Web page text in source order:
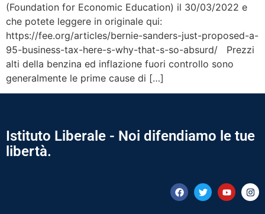
(Foundation for Economic Education) il 30/03/2022 e
che potete leggere in originale qui:
https://fee.org/articles/bernie-sanders-just-proposed-a-
95-business-tax-here-s-why-that-s-so-absurd/ Prezzi
alti della benzina ed inflazione fuori controllo sono
generalmente le prime cause di […]
Istituto Liberale - Noi difendiamo le tue
libertà.